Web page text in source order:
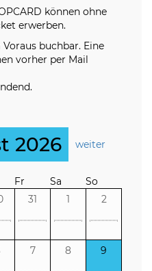
können ohne
erwerben.
buchbar. Eine
vorher per Mail
2026 weiter
Fr Sa
So
31 1 2
7 8 9